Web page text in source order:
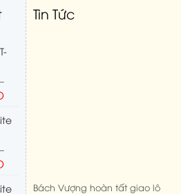
Tin Tức
Bách Vượng hoàn tất giao lô